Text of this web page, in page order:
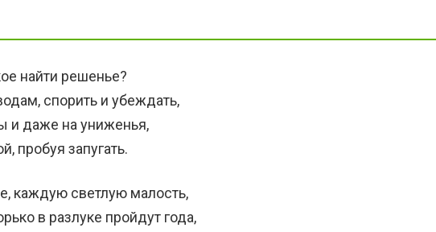
найти решенье?
спорить и убеждать,
и даже на униженья,
пробуя запугать.
каждую светлую малость,
в разлуке пройдут года,